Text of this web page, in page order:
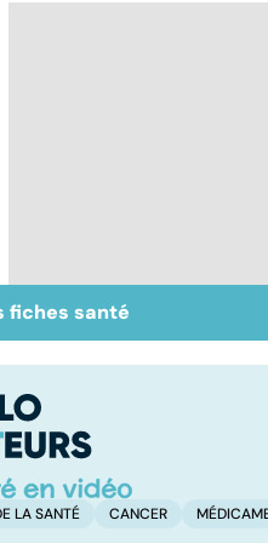
Tout savoir sur les
infections
fiches santé
LA SANTÉ CANCER